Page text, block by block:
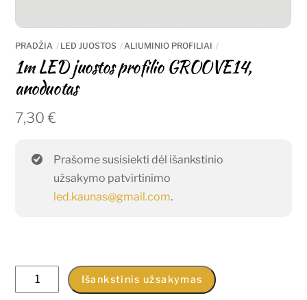
PRADŽIA LED JUOSTOS ALIUMINIO PROFILIAI
1m LED juostos profilio GROOVE14,
anoduotas
7,30€
Prašome susisiekti dėl išankstinio
užsakymo patvirtinimo
led.kaunas@gmail.com.
produkto
kiekis:
Išankstinis užsakymas